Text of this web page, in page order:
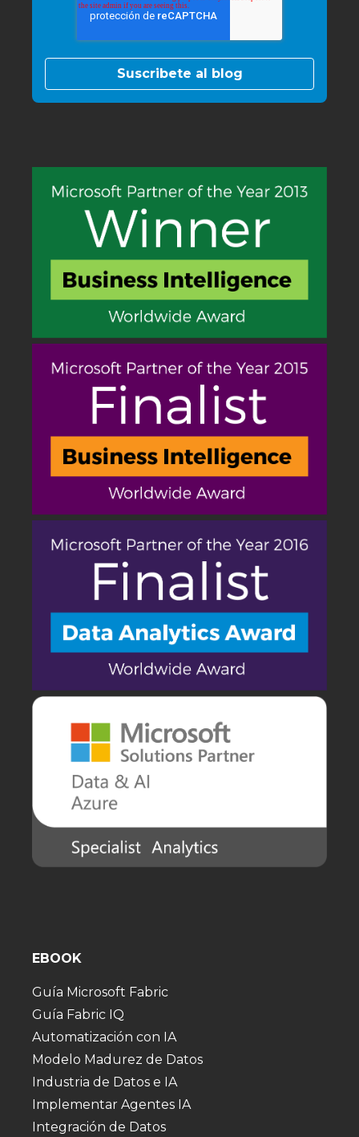
EBOOK
Guía Microsoft Fabric
Guía Fabric IQ
Automatización con IA
Modelo Madurez de Datos
Industria de Datos e IA
Implementar Agentes IA
Integración de Datos